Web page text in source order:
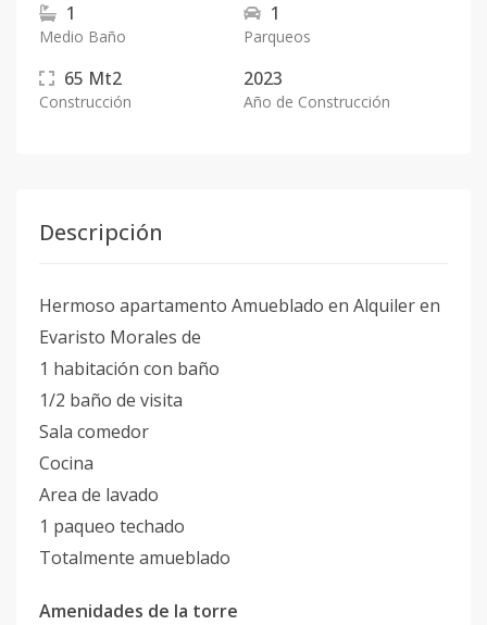
1
Medio Baño
1
Parqueos
65 Mt2
Construcción
2023
Año de Construcción
Descripción
Hermoso apartamento Amueblado en Alquiler en
Evaristo Morales de
1 habitación con baño
1/2 baño de visita
Sala comedor
Cocina
Area de lavado
1 paqueo techado
Totalmente amueblado
Amenidades de la torre